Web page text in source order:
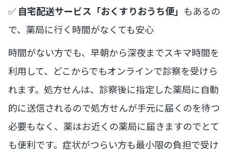
✅ 自宅配送サービス「おくすりおうち便」 もあるの
で、薬局に行く時間がなくても安心
時間がない方でも、早朝から深夜までスキマ時間を
利用して、どこからでもオンラインで診察を受けら
れます。処方せんは、診察後に指定した薬局に自動
的に送信されるので処方せんが手元に届くのを待つ
必要もなく、薬はお近くの薬局に届きますのでとて
も便利です。症状がつらい方も最小限の負担で受け